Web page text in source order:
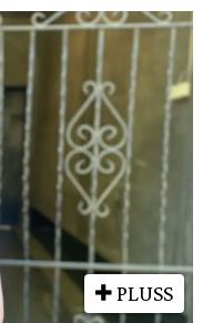
PLUSS